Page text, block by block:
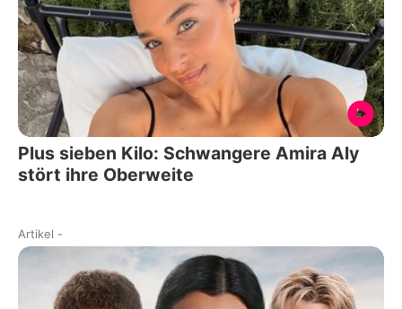
Plus sieben Kilo: Schwangere Amira Aly
stört ihre Oberweite
Artikel -